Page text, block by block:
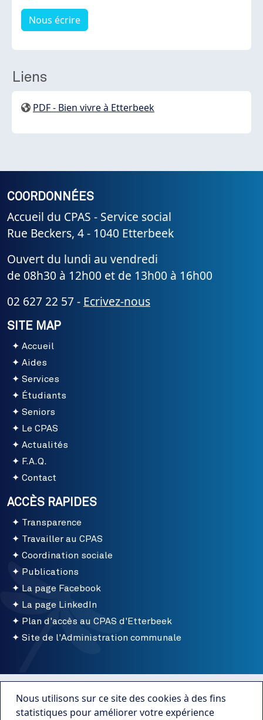
Nous écrire
Liens
PDF - Bien vivre à Etterbeek
COORDONNÉES
Accueil du CPAS - Service social
Rue Beckers, 4 - 1040 Etterbeek
Ouvert du lundi au vendredi
de 08h30 à 12h00 et de 13h00 à 16h00
02 627 22 57 - Ecrivez-nous
SITE MAP
Accueil
Aides
Services
Étudiants
Seniors
Le CPAS
Actualités
F.A.Q.
Contact
ACCÈS RAPIDES
Transparence
Travailler au CPAS
Coordination sociale
Publications
La page Facebook
La page LinkedIn
Plan d'accès au CPAS d'Etterbeek
Site de l'Administration communale
Menu bottom
Mentions légales
Nous utilisons sur ce site des cookies à des fins
statistiques pour améliorer votre expérience